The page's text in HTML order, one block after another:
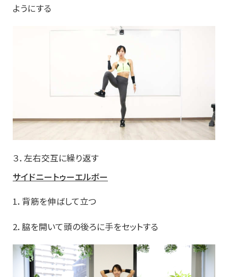
ようにする
３．左右交互に繰り返す
サイドニートゥーエルボー
1．背筋を伸ばして立つ
2．脇を開いて頭の後ろに手をセットする